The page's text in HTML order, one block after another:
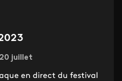
juillet
en direct du festival